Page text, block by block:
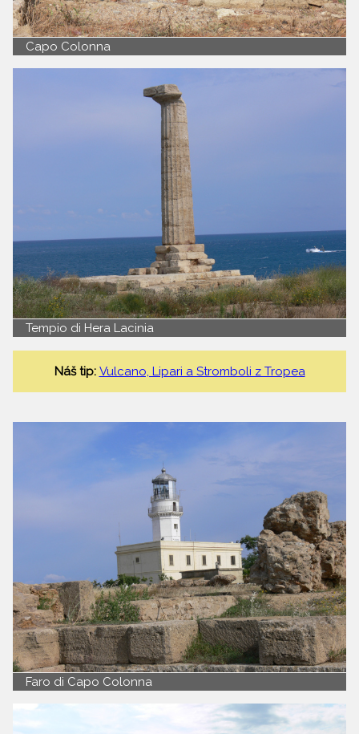
Capo Colonna
Tempio di Hera Lacinia
Náš tip: Vulcano, Lipari a Stromboli z Tropea
Faro di Capo Colonna